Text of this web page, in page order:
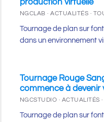
NGCLAB · ACTUALITÉS ·
Tournage de plan sur
dans un environnement
Tournage Rouge
commence à devenir
NGCSTUDIO · ACTUALITÉS
Tournage de plan sur